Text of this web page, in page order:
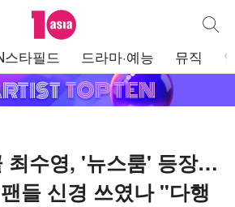
텐아시아 통합
스타필드 드라마·예능 뮤직
최수영, '뉴스룸' 등장…
들 신경 쓰였나 "다행